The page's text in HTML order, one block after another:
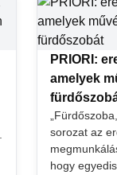
PRIORI:
amelyek
sorozat az
hogy